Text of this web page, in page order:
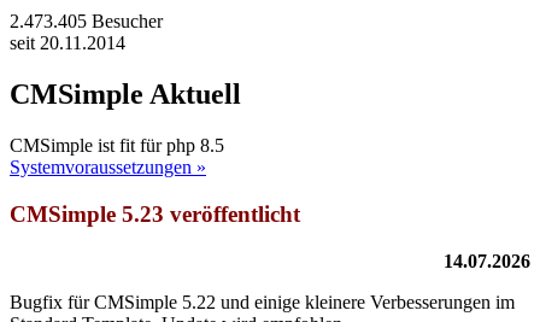
2.473.405 Besucher
seit 20.11.2014
CMSimple Aktuell
CMSimple ist fit für php 8.5
Systemvoraussetzungen »
CMSimple 5.23 veröffentlicht
14.07.2026
Bugfix für CMSimple 5.22 und einige kleinere Verbesserungen im